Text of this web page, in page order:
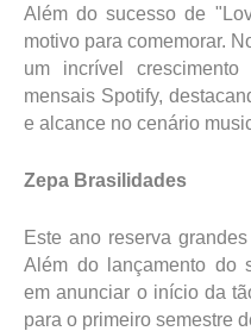
Além do sucesso de
motivo para comemorar.
um incrível
mensais Spotify,
e alcance no cenário
Zepa Brasilidades
Este ano reserva
Além do lançamento do
em anunciar o início da
para o primeiro semestre